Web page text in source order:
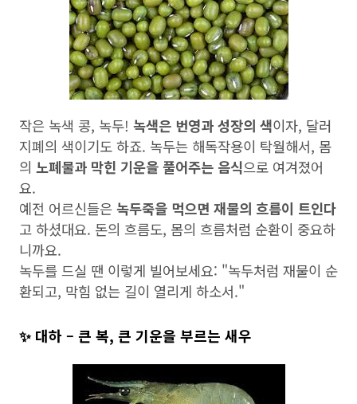
작은 녹색 콩, 녹두! 녹색은 번영과 성장의 색이자, 달러
지폐의 색이기도 하죠. 녹두는 해독작용이 탁월해서, 몸
의 노폐물과 막힌 기운을 풀어주는 음식으로 여겨졌어
요.
예전 어르신들은 녹두죽을 먹으면 재물의 흐름이 트인다
고 하셨대요. 돈의 흐름도, 몸의 흐름처럼 순환이 중요하
니까요.
녹두를 드실 땐 이렇게 빌어보세요: "녹두처럼 재물이 순
환되고, 막힘 없는 길이 열리게 하소서."
✨ 대하 – 큰 복, 큰 기운을 부르는 새우